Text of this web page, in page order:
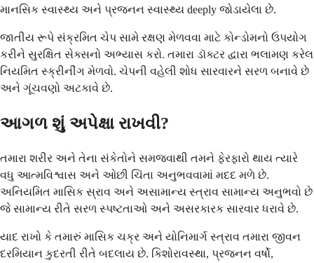
માનસિક સ્વાસ્થ્ય અને પ્રજનન સ્વાસ્થ્ય deeply જોડાયેલા છે.
જાતીય રૂપે સંક્રમિત ચેપ સામે રક્ષણ મેળવવા માટે કોન્ડોમનો ઉપયોગ
કરીને સુરક્ષિત સેક્સનો અભ્યાસ કરો. તમારા ડૉક્ટર દ્વારા ભલામણ કરેલ
નિયમિત સ્ક્રીનીંગ મેળવો. ચેપની વહેલી શોધ સારવારને સરળ બનાવે છે
અને ગૂંચવણો અટકાવે છે.
આગળ શું અપેક્ષા રાખવી?
તમારા શરીર અને તેના સંકેતોને સમજવાથી તમને ફેરફારો થાય ત્યારે
વધુ આત્મવિશ્વાસ અને ઓછી ચિંતા અનુભવવામાં મદદ મળે છે.
અનિયમિત માસિક સ્રાવ અને અસામાન્ય સ્ત્રાવ સામાન્ય અનુભવો છે
જે સામાન્ય રીતે સરળ સ્પષ્ટતાઓ અને અસરકારક સારવાર ધરાવે છે.
યાદ રાખો કે તમારું માસિક ચક્ર અને યોનિમાર્ગ સ્ત્રાવ તમારા જીવન
દરમિયાન કુદરતી રીતે બદલાય છે. કિશોરાવસ્થા, પ્રજનન વર્ષો,